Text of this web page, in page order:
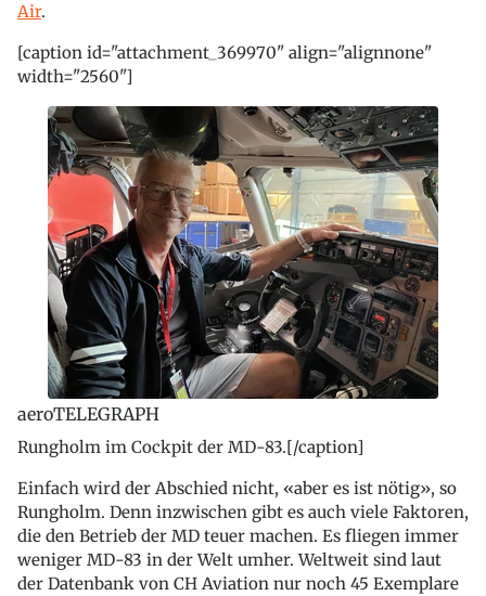
Air.
[caption id="attachment_369970" align="alignnone"
width="2560"]
aeroTELEGRAPH
Rungholm im Cockpit der MD-83.[/caption]
Einfach wird der Abschied nicht, «aber es ist nötig», so
Rungholm. Denn inzwischen gibt es auch viele Faktoren,
die den Betrieb der MD teuer machen. Es fliegen immer
weniger MD-83 in der Welt umher. Weltweit sind laut
der Datenbank von CH Aviation nur noch 45 Exemplare